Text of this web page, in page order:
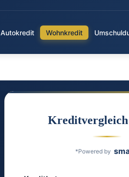
Autokredit Wohnkredit
*Powered by